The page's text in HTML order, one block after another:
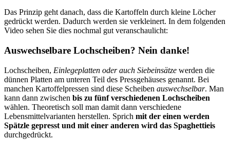
Das Prinzip geht danach, dass die Kartoffeln durch kleine Löcher
gedrückt werden. Dadurch werden sie verkleinert. In dem folgenden
Video sehen Sie dies nochmal gut veranschaulicht:
Auswechselbare Lochscheiben? Nein danke!
Lochscheiben, Einlegeplatten oder auch Siebeinsätze werden die
dünnen Platten am unteren Teil des Pressgehäuses genannt. Bei
manchen Kartoffelpressen sind diese Scheiben auswechselbar. Man
kann dann zwischen bis zu fünf verschiedenen Lochscheiben
wählen. Theoretisch soll man damit dann verschiedene
Lebensmittelvarianten herstellen. Sprich mit der einen werden
Spätzle gepresst und mit einer anderen wird das Spaghettieis
durchgedrückt.